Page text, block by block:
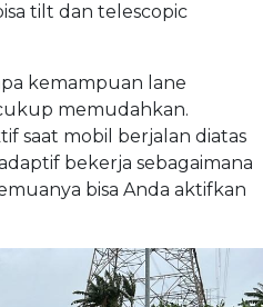
tilt dan telescopic
kemampuan lane
memudahkan.
saat mobil berjalan diatas
bekerja sebagaimana
bisa Anda aktifkan